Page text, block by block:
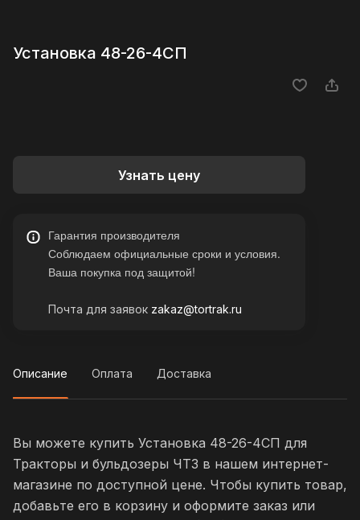
Установка 48-26-4СП
Узнать цену
Гарантия производителя
Соблюдаем официальные сроки и условия.
Ваша покупка под защитой!
Почта для заявок zakaz@tortrak.ru
Описание Оплата Доставка
Вы можете купить Установка 48-26-4СП для
Тракторы и бульдозеры ЧТЗ в нашем интернет-
магазине по доступной цене. Чтобы купить товар,
добавьте его в корзину и оформите заказ или